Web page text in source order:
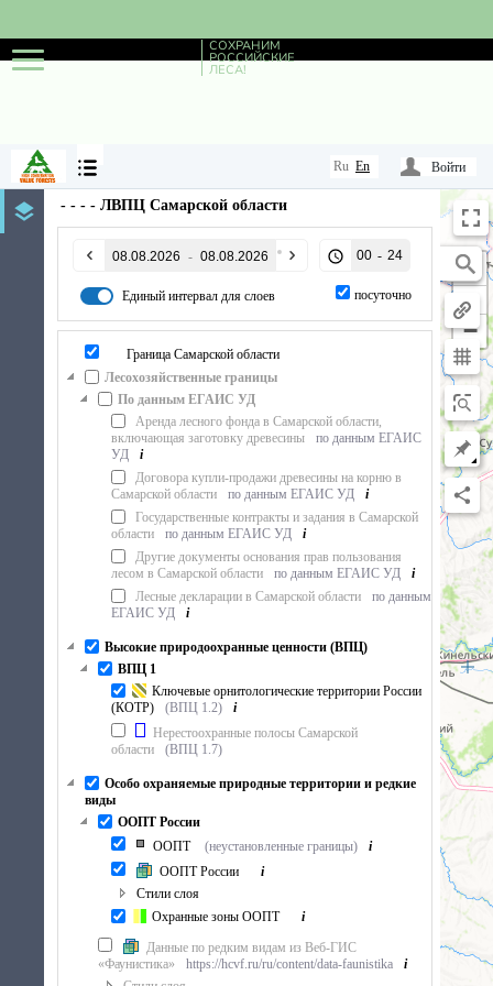
СОХРАНИМ
РОССИЙСКИЕ
ЛЕСА!